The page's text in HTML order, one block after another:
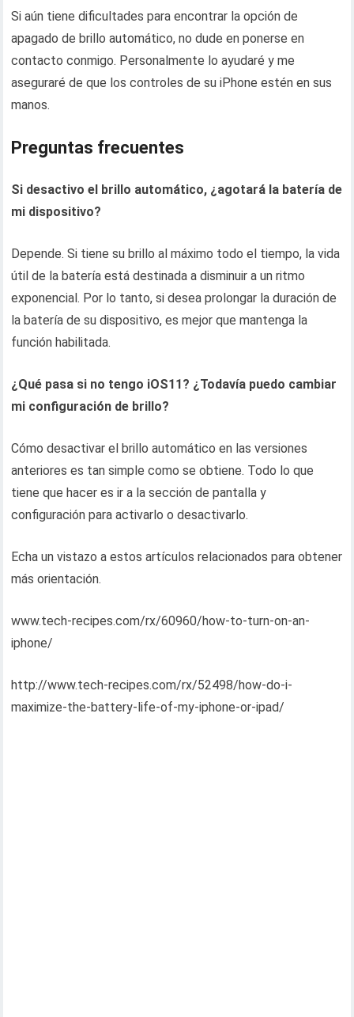
Si aún tiene dificultades para encontrar la opción de
apagado de brillo automático, no dude en ponerse en
contacto conmigo. Personalmente lo ayudaré y me
aseguraré de que los controles de su iPhone estén en sus
manos.
Preguntas frecuentes
Si desactivo el brillo automático, ¿agotará la batería de
mi dispositivo?
Depende. Si tiene su brillo al máximo todo el tiempo, la vida
útil de la batería está destinada a disminuir a un ritmo
exponencial. Por lo tanto, si desea prolongar la duración de
la batería de su dispositivo, es mejor que mantenga la
función habilitada.
¿Qué pasa si no tengo iOS11? ¿Todavía puedo cambiar
mi configuración de brillo?
Cómo desactivar el brillo automático en las versiones
anteriores es tan simple como se obtiene. Todo lo que
tiene que hacer es ir a la sección de pantalla y
configuración para activarlo o desactivarlo.
Echa un vistazo a estos artículos relacionados para obtener
más orientación.
www.tech-recipes.com/rx/60960/how-to-turn-on-an-
iphone/
http://www.tech-recipes.com/rx/52498/how-do-i-
maximize-the-battery-life-of-my-iphone-or-ipad/